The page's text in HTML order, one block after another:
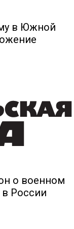
в Южной
о военном
России